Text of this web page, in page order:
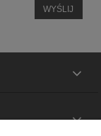
WYŚLIJ